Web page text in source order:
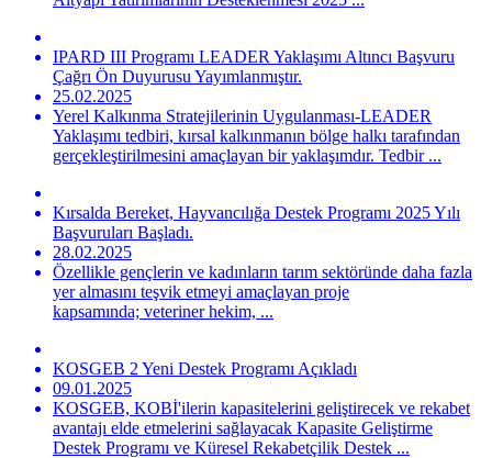
IPARD III Programı LEADER Yaklaşımı Altıncı Başvuru
Çağrı Ön Duyurusu Yayımlanmıştır.
25.02.2025
Yerel Kalkınma Stratejilerinin Uygulanması-LEADER
Yaklaşımı tedbiri, kırsal kalkınmanın bölge halkı tarafından
gerçekleştirilmesini amaçlayan bir yaklaşımdır. Tedbir ...
Kırsalda Bereket, Hayvancılığa Destek Programı 2025 Yılı
Başvuruları Başladı.
28.02.2025
Özellikle gençlerin ve kadınların tarım sektöründe daha fazla
yer almasını teşvik etmeyi amaçlayan proje
kapsamında; veteriner hekim, ...
KOSGEB 2 Yeni Destek Programı Açıkladı
09.01.2025
KOSGEB, KOBİ'ilerin kapasitelerini geliştirecek ve rekabet
avantajı elde etmelerini sağlayacak Kapasite Geliştirme
Destek Programı ve Küresel Rekabetçilik Destek ...